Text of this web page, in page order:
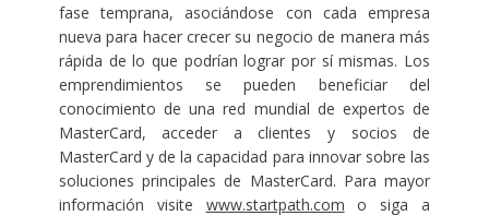
fase temprana, asociándose con cada empresa
nueva para hacer crecer su negocio de manera más
rápida de lo que podrían lograr por sí mismas. Los
emprendimientos se pueden beneficiar del
conocimiento de una red mundial de expertos de
MasterCard, acceder a clientes y socios de
MasterCard y de la capacidad para innovar sobre las
soluciones principales de MasterCard. Para mayor
información visite www.startpath.com o siga a